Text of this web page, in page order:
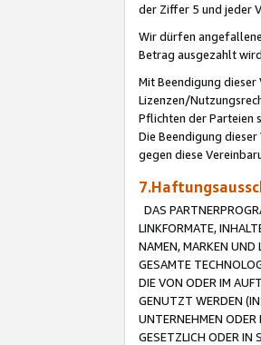
der Ziffer 5 und jeder
Wir dürfen
Betrag ausgezahlt
Mit Beendigung
Lizenzen/
Pflichten der Parteien
Die Beendigung
gegen diese
DAS
LINKFORMATE,
NAMEN, MARKEN UND
GESAMTE
DIE VON ODER IM
GENUTZT WERDEN
UNTERNEHMEN ODER
GESETZLICH ODER IN